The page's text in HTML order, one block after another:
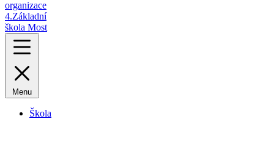
4.Základní
škola Most
Menu
Škola